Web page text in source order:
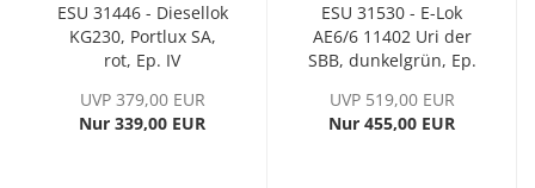
ESU 31446 - Diesellok
KG230, Portlux SA,
rot, Ep. IV
UVP 379,00 EUR
Nur 339,00 EUR
ESU 31530 - E-Lok
AE6/6 11402 Uri der
SBB, dunkelgrün, Ep.
UVP 519,00 EUR
Nur 455,00 EUR